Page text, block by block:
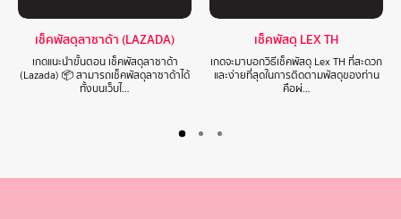
เช็คพัสดุลาซาด้า (LAZADA)
เกดแนะนำขั้นตอน เช็คพัสดุลาซาด้า
(Lazada) 📦 สามารถเช็คพัสดุลาซาด้าได้
ทั้งบนเว็บไ…
เช็คพัสดุ LEX TH
เกดจะมาบอกวิธีเช็คพัสดุ Lex TH ที่สะดวก
และง่ายที่สุดในการติดตามพัสดุของท่าน
คือผ่…